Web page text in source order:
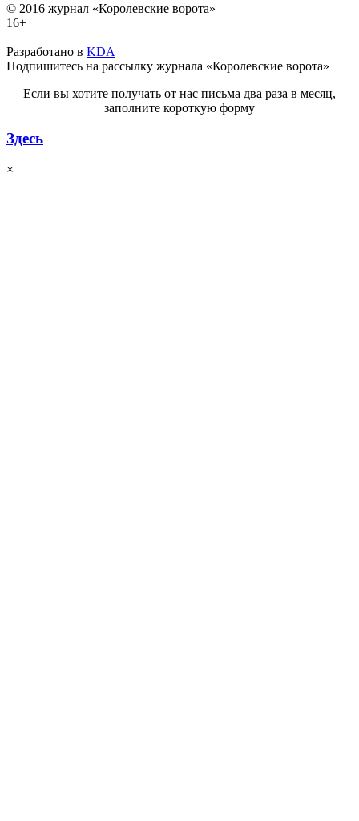
© 2016 журнал «Королевские ворота»
16+
Разработано в KDA
Подпишитесь на рассылку журнала «Королевские ворота»
Если вы хотите получать от нас письма два раза в месяц,
заполните короткую форму
Здесь
×